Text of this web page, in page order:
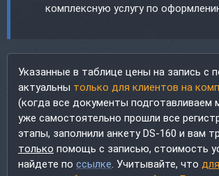
комплексную услугу по
Указанные в таблице цены на запись с
актуальны только для клиентов на
(когда все документы подготавливаем
уже самостоятельно прошли все
этапы, заполнили анкету DS-160 и вам
только помощь с записью, стоимость
найдете по ссылке . Учитывайте, что